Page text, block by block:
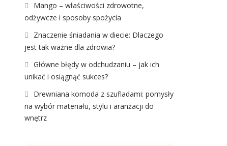
Mango – właściwości zdrowotne,
odżywcze i sposoby spożycia
Znaczenie śniadania w diecie: Dlaczego
jest tak ważne dla zdrowia?
Główne błędy w odchudzaniu – jak ich
unikać i osiągnąć sukces?
Drewniana komoda z szufladami: pomysły
na wybór materiału, stylu i aranżacji do
wnętrz